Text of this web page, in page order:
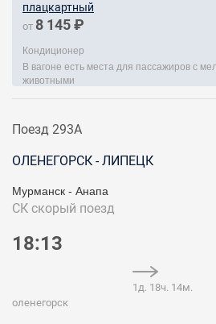
плацкартный
от 8 145 ₽
Кондиционер
В вагоне есть места для пассажиров с
животными
Поезд 293А
ОЛЕНЕГОРСК - ЛИПЕЦК
Мурманск - Анапа
СК скорый поезд
18:13
оленегорск
1д. 18ч. 14м.